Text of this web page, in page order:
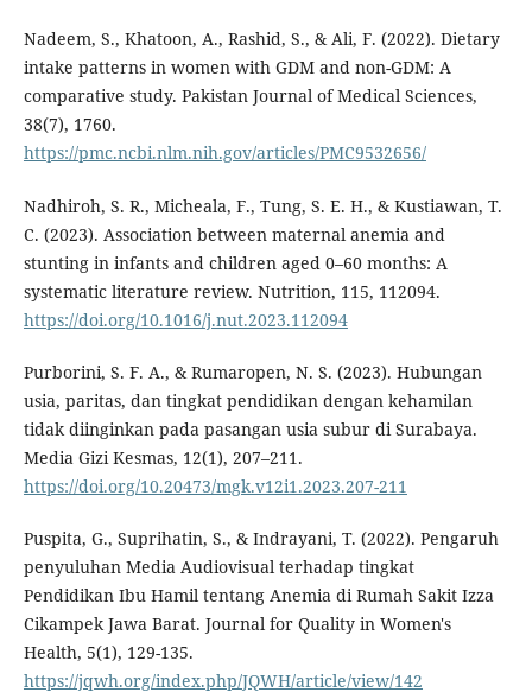
Nadeem, S., Khatoon, A., Rashid, S., & Ali, F. (2022). Dietary
intake patterns in women with GDM and non-GDM: A
comparative study. Pakistan Journal of Medical Sciences,
38(7), 1760.
https://pmc.ncbi.nlm.nih.gov/articles/PMC9532656/
Nadhiroh, S. R., Micheala, F., Tung, S. E. H., & Kustiawan, T.
C. (2023). Association between maternal anemia and
stunting in infants and children aged 0–60 months: A
systematic literature review. Nutrition, 115, 112094.
https://doi.org/10.1016/j.nut.2023.112094
Purborini, S. F. A., & Rumaropen, N. S. (2023). Hubungan
usia, paritas, dan tingkat pendidikan dengan kehamilan
tidak diinginkan pada pasangan usia subur di Surabaya.
Media Gizi Kesmas, 12(1), 207–211.
https://doi.org/10.20473/mgk.v12i1.2023.207-211
Puspita, G., Suprihatin, S., & Indrayani, T. (2022). Pengaruh
penyuluhan Media Audiovisual terhadap tingkat
Pendidikan Ibu Hamil tentang Anemia di Rumah Sakit Izza
Cikampek Jawa Barat. Journal for Quality in Women's
Health, 5(1), 129-135.
https://jqwh.org/index.php/JQWH/article/view/142